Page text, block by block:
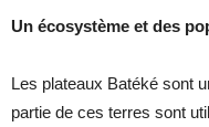
Un écosystème et des
Les plateaux Batéké sont
partie de ces terres sont